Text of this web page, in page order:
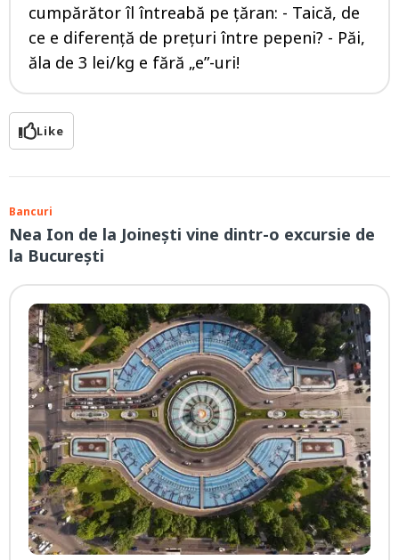
cumpărător îl întreabă pe țăran: - Taică, de
ce e diferență de prețuri între pepeni? - Păi,
ăla de 3 lei/kg e fără „e”-uri!
Like
Bancuri
Nea Ion de la Joinești vine dintr-o excursie de
la București